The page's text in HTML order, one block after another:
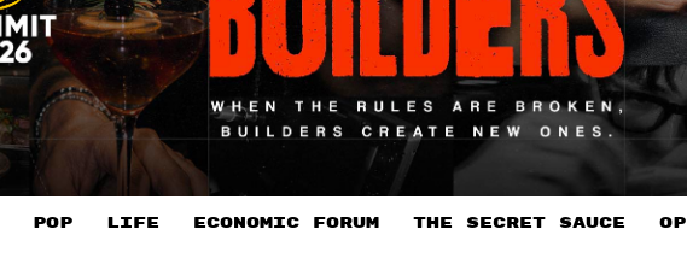
POP LIFE ECONOMIC FORUM THE SECRET SAUCE​